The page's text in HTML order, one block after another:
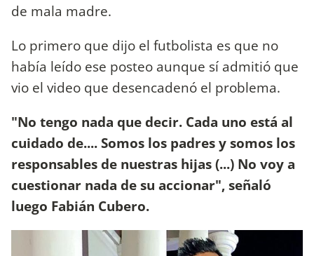
de mala madre.
Lo primero que dijo el futbolista es que no
había leído ese posteo aunque sí admitió que
vio el video que desencadenó el problema.
"No tengo nada que decir. Cada uno está al
cuidado de.... Somos los padres y somos los
responsables de nuestras hijas (...) No voy a
cuestionar nada de su accionar", señaló
luego Fabián Cubero.